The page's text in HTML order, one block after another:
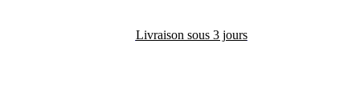
Livraison sous 3 jours